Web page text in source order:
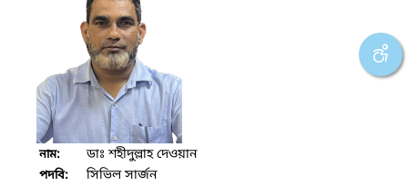
নাম: ডাঃ শহীদুল্লাহ দেওয়ান
পদবি: সিভিল সার্জন